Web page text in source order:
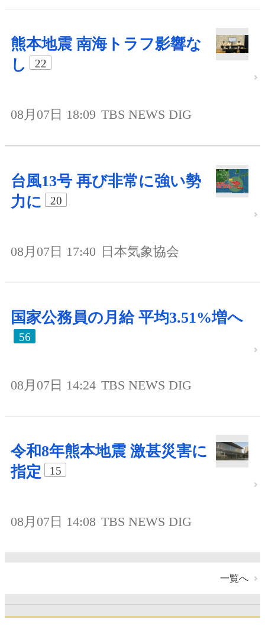
熊本地震 南海トラフ影響な
し
22
08月07日 18:09 TBS NEWS DIG
台風13号 再び非常に強い勢
力に
20
08月07日 17:40 日本気象協会
国家公務員の月給 平均3.51%増へ
56
08月07日 14:24 TBS NEWS DIG
令和8年熊本地震 激甚災害に
指定
15
08月07日 14:08 TBS NEWS DIG
一覧へ